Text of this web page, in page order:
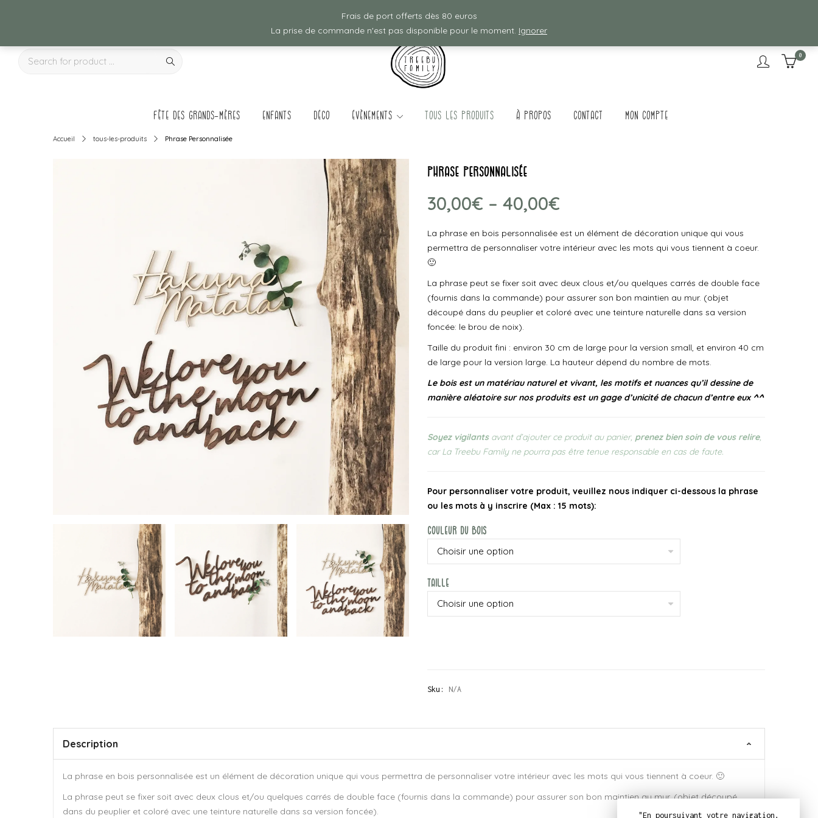
Frais de ports offerts à partir de 80€ d'achat :)
0
Fête des grands-mères enfants Déco évènements TOUS LES PRODUITS à propos Contact Mon compte
Accueil tous-les-produits Phrase Personnalisée
Phrase Personnalisée
30,00€ – 40,00€
La phrase en bois personnalisée est un élément de décoration unique qui vous
permettra de personnaliser votre intérieur avec les mots qui vous tiennent à coeur.
🙂
La phrase peut se fixer soit avec deux clous et/ou quelques carrés de double face
(fournis dans la commande) pour assurer son bon maintien au mur. (objet
découpé dans du peuplier et coloré avec une teinture naturelle dans sa version
foncée: le brou de noix).
Taille du produit fini : environ 30 cm de large pour la version small, et environ 40 cm
de large pour la version large. La hauteur dépend du nombre de mots.
Le bois est un matériau naturel et vivant, les motifs et nuances qu’il dessine de
manière aléatoire sur nos produits est un gage d’unicité de chacun d’entre eux ^^
Soyez vigilantsavant d’ajouter ce produit au panier, prenez bien soin de vous relire,
car La Treebu Family ne pourra pas être tenue responsable en cas de faute.
Pour personnaliser votre produit, veuillez nous indiquer ci-dessous la phrase
ou les mots à y inscrire (Max : 15 mots):
Couleur Du Bois
Taille
Sku: N/A
Description
La phrase en bois personnalisée est un élément de décoration unique qui vous permettra de personnaliser votre intérieur avec les mots qui vous tiennent à coeur. 🙂
La phrase peut se fixer soit avec deux clous et/ou quelques carrés de double face (fournis dans la commande) pour assurer son bon maintien au mur. (objet découpé
dans du peuplier et coloré avec une teinture naturelle dans sa version foncée).
Frais de port offerts dès 80 euros
La prise de commande n'est pas disponible pour le moment. Ignorer
"En poursuivant votre navigation,